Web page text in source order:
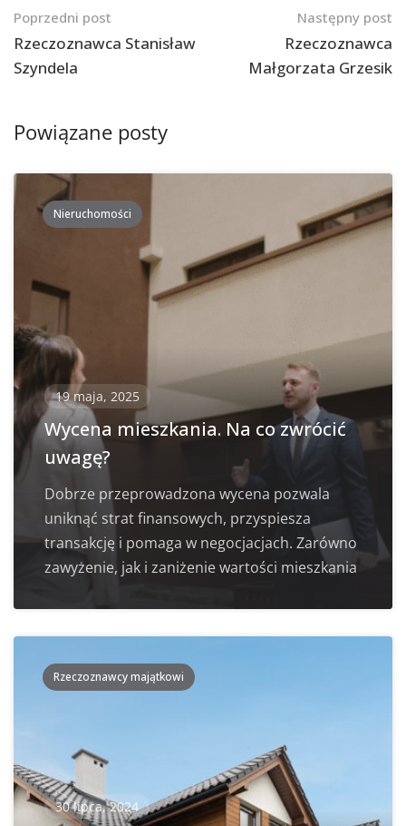
Nawigacja
po
postach
Poprzedni post
Rzeczoznawca Stanisław
Szyndela
Następny post
Rzeczoznawca
Małgorzata Grzesik
Powiązane posty
Nieruchomości
19 maja, 2025
Wycena mieszkania. Na co zwrócić
uwagę?
Dobrze przeprowadzona wycena pozwala
uniknąć strat finansowych, przyspiesza
transakcję i pomaga w negocjacjach. Zarówno
zawyżenie, jak i zaniżenie wartości mieszkania
Rzeczoznawcy majątkowi
30 lipca, 2024